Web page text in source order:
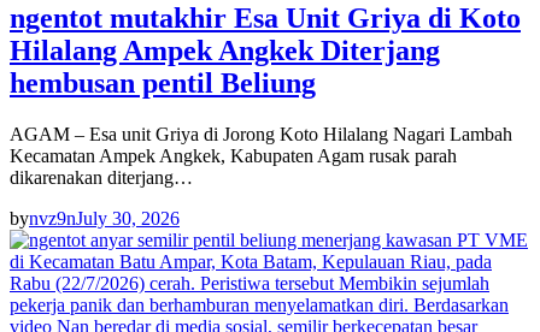
ngentot mutakhir Esa Unit Griya di Koto
Hilalang Ampek Angkek Diterjang
hembusan pentil Beliung
AGAM – Esa unit Griya di Jorong Koto Hilalang Nagari Lambah
Kecamatan Ampek Angkek, Kabupaten Agam rusak parah
dikarenakan diterjang…
bynvz9nJuly 30, 2026